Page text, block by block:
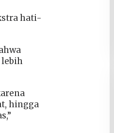
hati-
lebih
hingga